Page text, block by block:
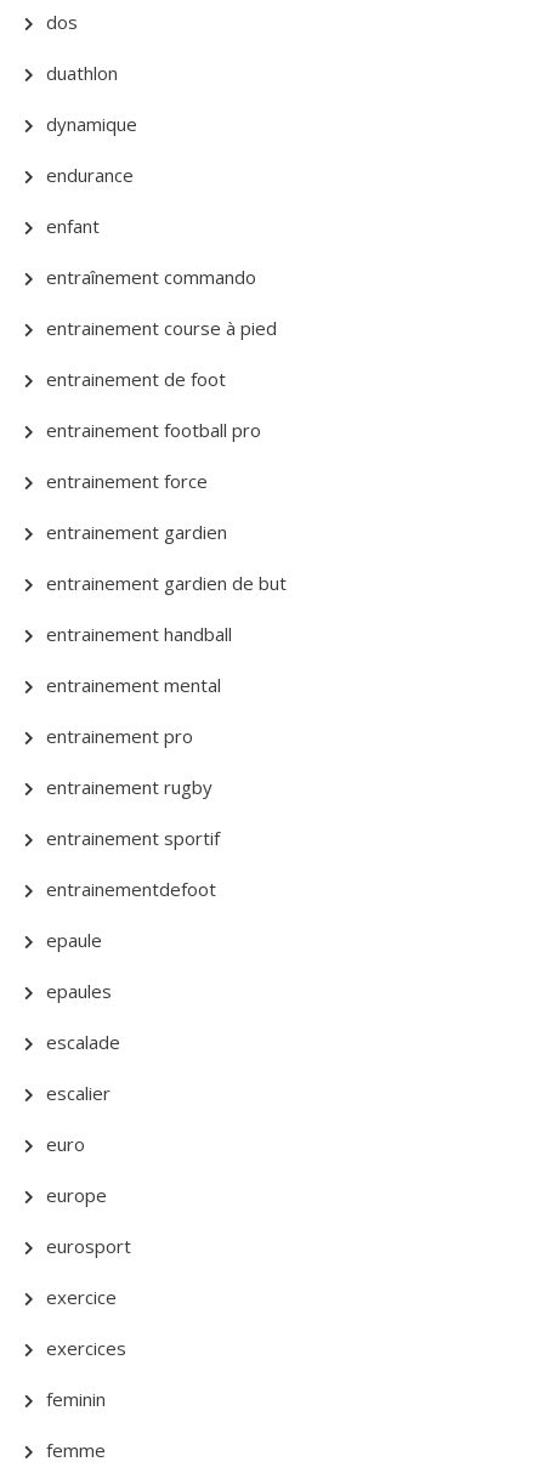
dos
duathlon
dynamique
endurance
enfant
entraînement commando
entrainement course à pied
entrainement de foot
entrainement football pro
entrainement force
entrainement gardien
entrainement gardien de but
entrainement handball
entrainement mental
entrainement pro
entrainement rugby
entrainement sportif
entrainementdefoot
epaule
epaules
escalade
escalier
euro
europe
eurosport
exercice
exercices
feminin
femme